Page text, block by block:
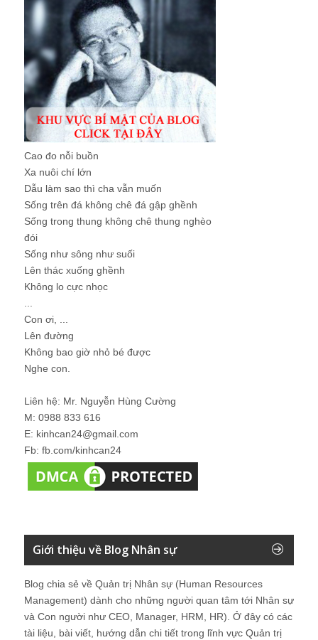
Cao đo nỗi buồn
Xa nuôi chí lớn
Dẫu làm sao thì cha vẫn muốn
Sống trên đá không chê đá gập ghềnh
Sống trong thung không chê thung nghèo
đói
Sống như sông như suối
Lên thác xuống ghềnh
Không lo cực nhọc
...
Con ơi, ...
Lên đường
Không bao giờ nhỏ bé được
Nghe con.
Liên hệ: Mr. Nguyễn Hùng Cường
M: 0988 833 616
E: kinhcan24@gmail.com
Fb: fb.com/kinhcan24
Giới thiệu về Blog Nhân sự
Blog chia sẻ về Quản trị Nhân sự (Human Resources
Management) dành cho những người quan tâm tới Nhân sự
và Con người như CEO, Manager, HRM, HR). Ở đây có các
tài liệu, bài viết, hướng dẫn chi tiết trong lĩnh vực Quản trị